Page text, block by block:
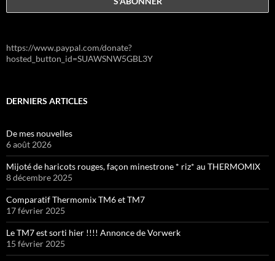
https://www.paypal.com/donate?
hosted_button_id=SUAWSNW5GBL3Y
DERNIERS ARTICLES
De mes nouvelles
6 août 2026
Mijoté de haricots rouges, façon minestrone * riz* au THERMOMIX
8 décembre 2025
Comparatif Thermomix TM6 et TM7
17 février 2025
Le TM7 est sorti hier !!!! Annonce de Vorwerk
15 février 2025